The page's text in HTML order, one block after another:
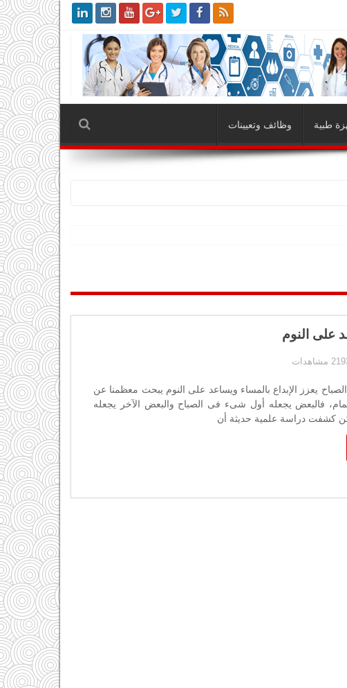
طبية وظائف وتعيينات
على النوم
مشاهدات
يعزز الإبداع بالمساء ويساعد على النوم يبحث معظمنا عن
فالبعض يجعله أول شىء فى الصباح والبعض الآخر يجعله
كشفت دراسة علمية حديثة أن